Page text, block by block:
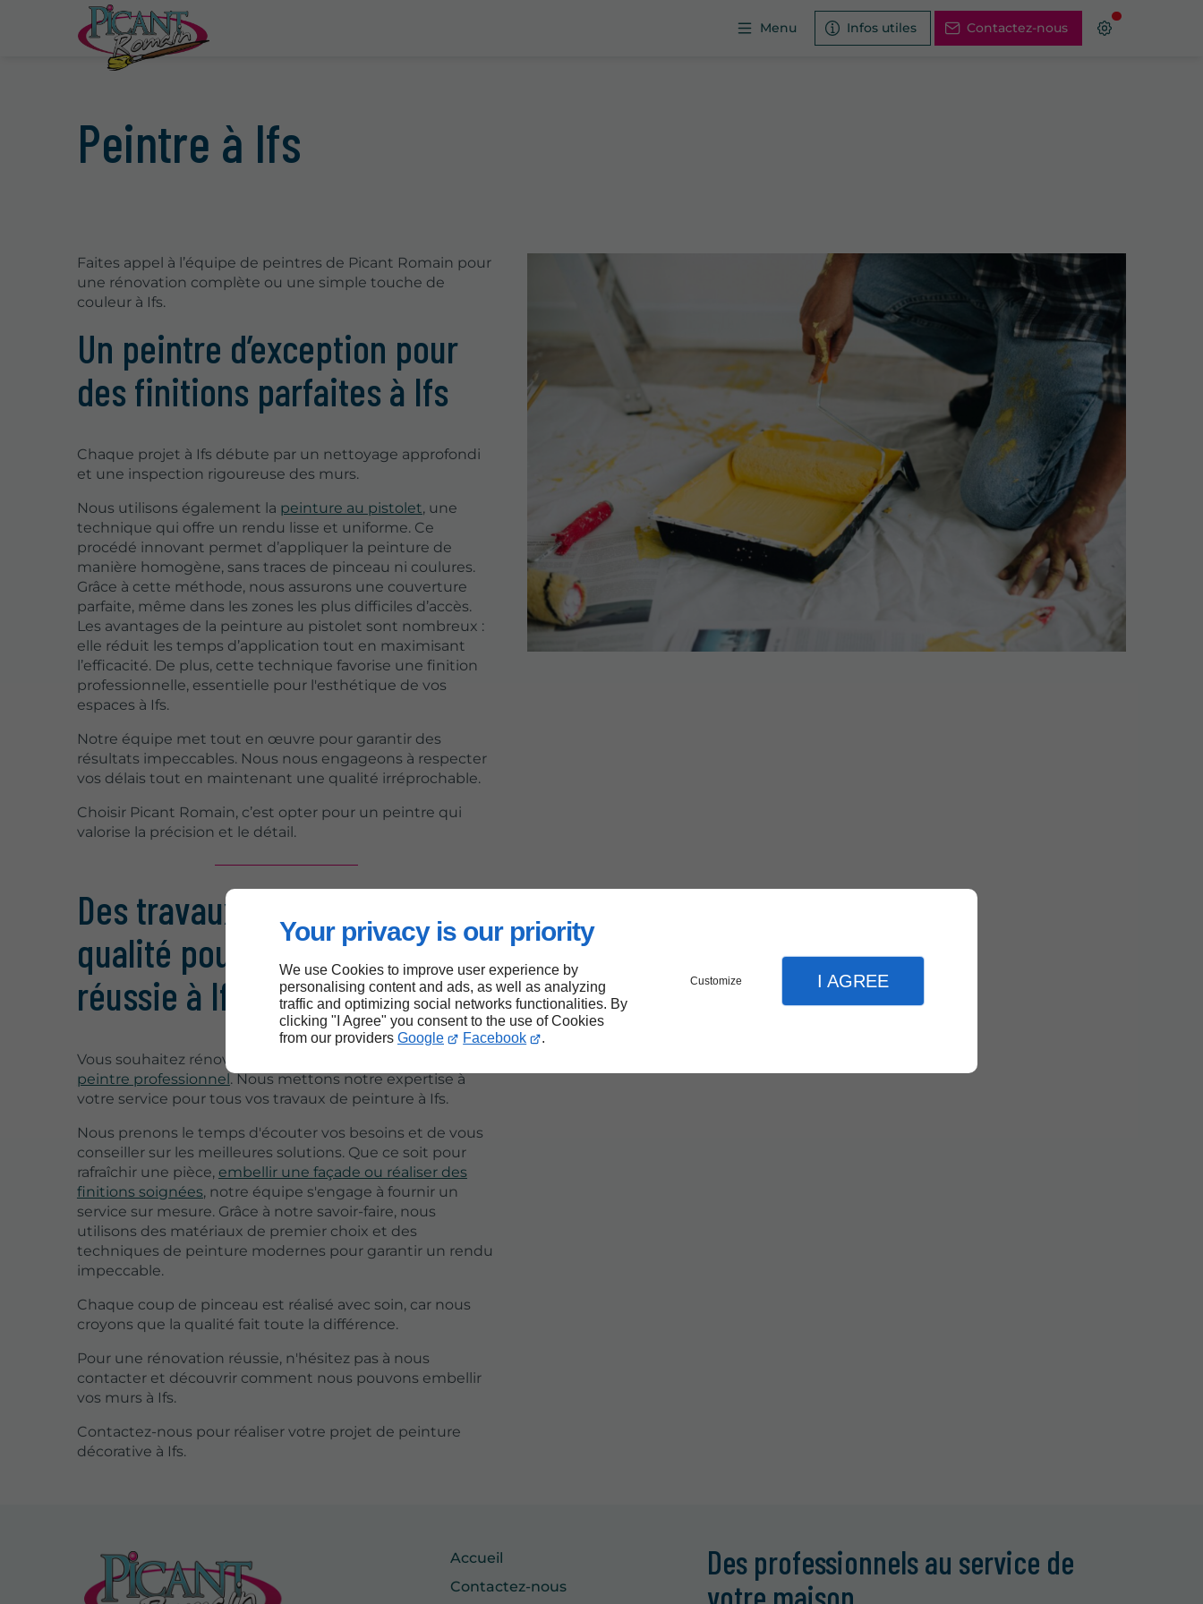
Your privacy is our priority
We use Cookies to improve user experience by
personalising content and ads, as well as analyzing
traffic and optimizing social networks functionalities. By
clicking "I Agree" you consent to the use of Cookies
from our providers Google Facebook .
Customize I AGREE
Menu Infos utiles Contactez-nous
Peintre à Ifs
Faites appel à l’équipe de peintres de Picant Romain pour
une rénovation complète ou une simple touche de
couleur à Ifs.
Un peintre d’exception pour
des finitions parfaites à Ifs
Chaque projet à Ifs débute par un nettoyage approfondi
et une inspection rigoureuse des murs.
Nous utilisons également la peinture au pistolet, une
technique qui offre un rendu lisse et uniforme. Ce
procédé innovant permet d’appliquer la peinture de
manière homogène, sans traces de pinceau ni coulures.
Grâce à cette méthode, nous assurons une couverture
parfaite, même dans les zones les plus difficiles d’accès.
Les avantages de la peinture au pistolet sont nombreux :
elle réduit les temps d’application tout en maximisant
l’efficacité. De plus, cette technique favorise une finition
professionnelle, essentielle pour l'esthétique de vos
espaces à Ifs.
Notre équipe met tout en œuvre pour garantir des
résultats impeccables. Nous nous engageons à respecter
vos délais tout en maintenant une qualité irréprochable.
Choisir Picant Romain, c’est opter pour un peintre qui
valorise la précision et le détail.
Des travaux de peinture de
qualité pour une rénovation
réussie à Ifs
Vous souhaitez rénover vos espaces à Ifs, faites appel à un
peintre professionnel. Nous mettons notre expertise à
votre service pour tous vos travaux de peinture à Ifs.
Nous prenons le temps d'écouter vos besoins et de vous
conseiller sur les meilleures solutions. Que ce soit pour
rafraîchir une pièce, embellir une façade ou réaliser des
finitions soignées, notre équipe s'engage à fournir un
service sur mesure. Grâce à notre savoir-faire, nous
utilisons des matériaux de premier choix et des
techniques de peinture modernes pour garantir un rendu
impeccable.
Chaque coup de pinceau est réalisé avec soin, car nous
croyons que la qualité fait toute la différence.
Pour une rénovation réussie, n'hésitez pas à nous
contacter et découvrir comment nous pouvons embellir
vos murs à Ifs.
Contactez-nous pour réaliser votre projet de peinture
décorative à Ifs.
Accueil
Contactez-nous
Des professionnels au service de
votre maison